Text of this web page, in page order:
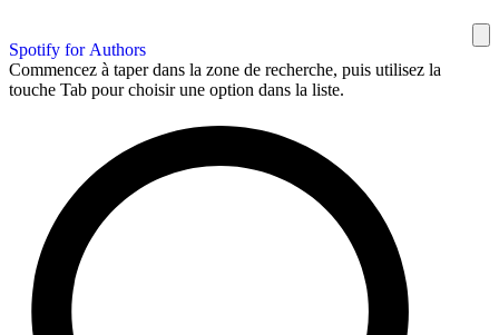
Spotify for Authors
Commencez à taper dans la zone de recherche, puis utilisez la
touche Tab pour choisir une option dans la liste.